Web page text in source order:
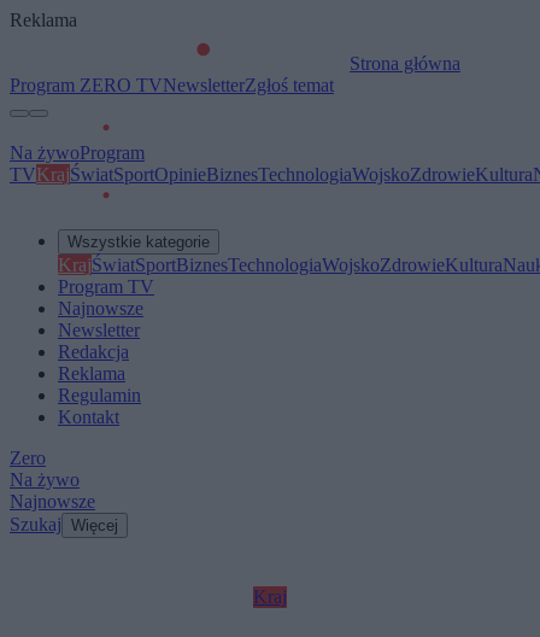
Reklama
Strona główna
Program ZERO TVNewsletterZgłoś temat
Na żywoProgram
TVKrajŚwiatSportOpinieBiznesTechnologiaWojskoZdrowieKultura
Wszystkie kategorie
KrajŚwiatSportBiznesTechnologiaWojskoZdrowieKultura
Program TV
Najnowsze
Newsletter
Redakcja
Reklama
Regulamin
Kontakt
Zero
Na żywo
Najnowsze
Szukaj Więcej
Kraj